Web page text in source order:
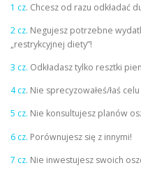
1 cz. Chcesz od razu odkładać
2 cz. Negujesz potrzebne
„restrykcyjnej diety”!
3 cz. Odkładasz tylko resztki
4 cz. Nie sprecyzowałeś/łaś
5 cz. Nie konsultujesz planów
6 cz. Porównujesz się z innymi!
7 cz. Nie inwestujesz swoich